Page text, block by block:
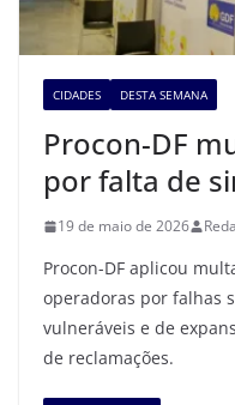
CIDADES DESTA SEMANA
Procon-DF
por falta de
19 de maio de 2026
Procon-DF aplicou
operadoras por falhas
vulneráveis e de
de reclamações.